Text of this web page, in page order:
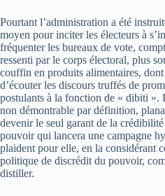
Pourtant l’administration a été
moyen pour inciter les électeurs à
fréquenter les bureaux de vote,
ressenti par le corps électoral, plus
couffin en produits alimentaires,
d’écouter les discours truffés de
postulants à la fonction de « dibiti ».
non démontrable par définition,
devenir le seul garant de la
pouvoir qui lancera une campagne
plaident pour elle, en la considérant
politique de discrédit du pouvoir,
distiller.